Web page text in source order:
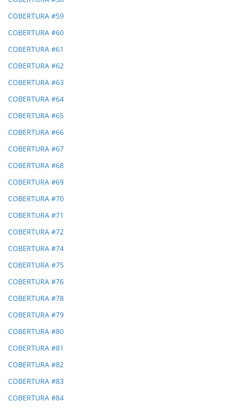
COBERTURA #59
COBERTURA #60
COBERTURA #61
COBERTURA #62
COBERTURA #63
COBERTURA #64
COBERTURA #65
COBERTURA #66
COBERTURA #67
COBERTURA #68
COBERTURA #69
COBERTURA #70
COBERTURA #71
COBERTURA #72
COBERTURA #74
COBERTURA #75
COBERTURA #76
COBERTURA #78
COBERTURA #79
COBERTURA #80
COBERTURA #81
COBERTURA #82
COBERTURA #83
COBERTURA #84